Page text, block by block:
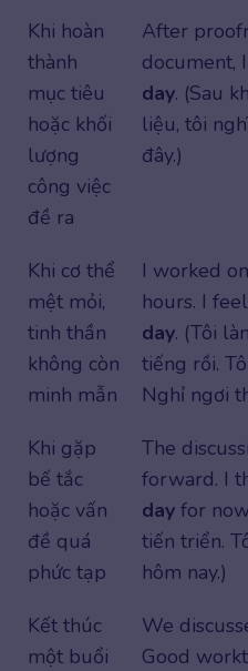
Khi hoàn
thành
mục tiêu
hoặc khối
lượng
công việc
đề ra
After
document,
day. (Sau
liệu, tôi
đây.)
Khi cơ thể
mệt mỏi,
tinh thần
không còn
minh mẫn
I worked
hours. I
day. (Tôi
tiếng rồi.
Nghỉ ngơi
Khi gặp
bế tắc
hoặc vấn
đề quá
phức tạp
The
forward. I
day for
tiến triển.
hôm nay.)
Kết thúc
một buổi
We
Good